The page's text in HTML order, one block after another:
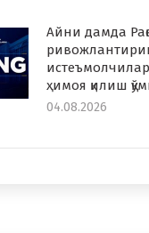
Айни дамда
истеъмолчилар
ҳимоя қилиш
04.08.2026